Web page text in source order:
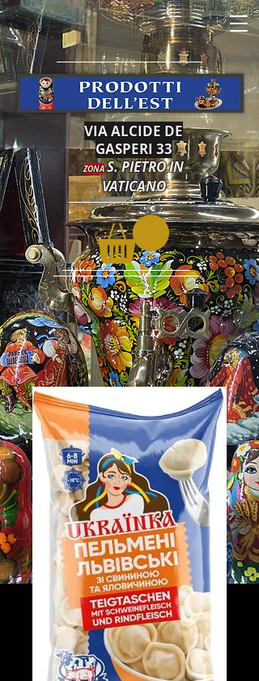
VIA ALCIDE DE
GASPERI 33
ZONA S. PIETRO IN
VATICANO